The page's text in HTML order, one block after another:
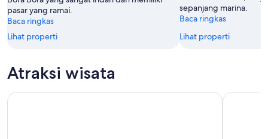
Agu
pasar yang ramai.
Baca ringkas
Lihat properti
sepanjang marina.
Baca ringkas
Lihat properti
Atraksi wisata
Pengalaman Asli Bora Bora dengan ATV / QUAD & Vanilla
Bora